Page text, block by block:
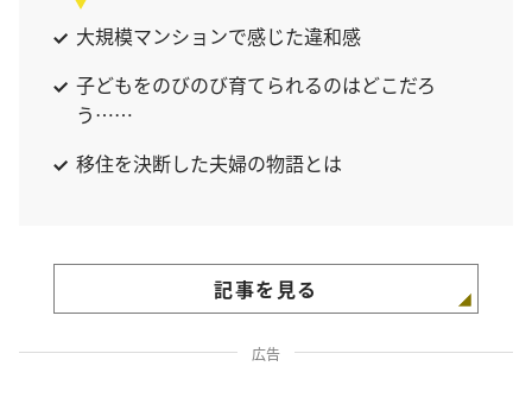
大規模マンションで感じた違和感
子どもをのびのび育てられるのはどこだろ
う……
移住を決断した夫婦の物語とは
記事を見る
広告